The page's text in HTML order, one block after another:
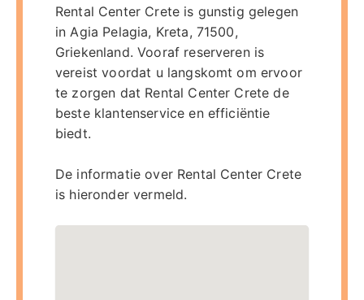
Rental Center Crete is gunstig gelegen
in Agia Pelagia, Kreta, 71500,
Griekenland. Vooraf reserveren is
vereist voordat u langskomt om ervoor
te zorgen dat Rental Center Crete de
beste klantenservice en efficiëntie
biedt.
De informatie over Rental Center Crete
is hieronder vermeld.